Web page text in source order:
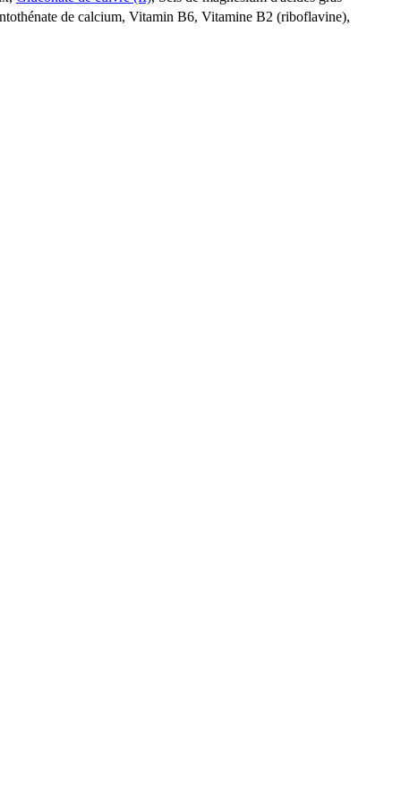
de calcium, Vitamin B6, Vitamine B2 (riboflavine),